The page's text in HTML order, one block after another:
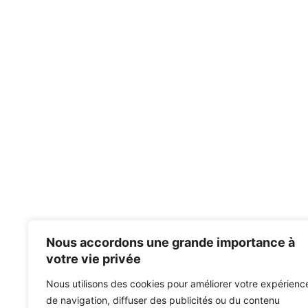
Nous accordons une grande importance à
votre vie privée
Nous utilisons des cookies pour améliorer votre
de navigation, diffuser des publicités ou du contenu